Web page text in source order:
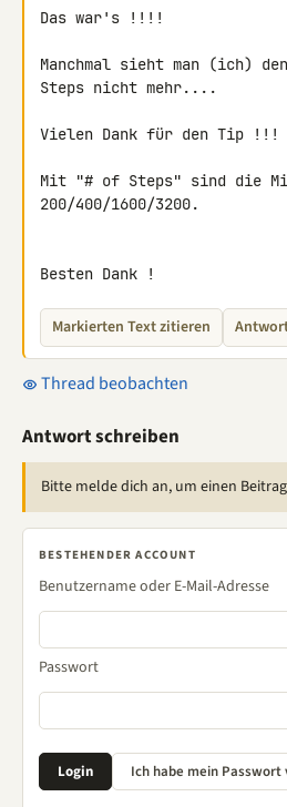
Das war's !!!!
Manchmal sieht man (ich)
Steps nicht mehr....
Vielen Dank für den Tip !!!
Mit "# of Steps" sind die
200/400/1600/3200.
Besten Dank !
Markierten Text zitieren
Thread beobachten
Antwort schreiben
Bitte melde dich an, um einen
BESTEHENDER ACCOUNT
Benutzername oder E-Mail-Adresse
Passwort